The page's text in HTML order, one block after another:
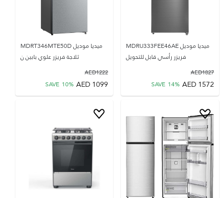
ميديا موديل MDRU333FEE46AE
فريزر رأسي قابل للتحويل
1827
AED
1572
AED
SAVE 14%
ميديا موديل MDRT346MTE50D
ثلاجة فريزر علوي بابين ن
1222
AED
1099
AED
SAVE 10%